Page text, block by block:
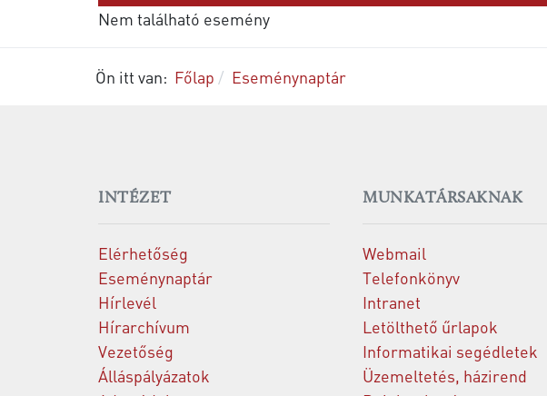
Nem található esemény
Ön itt van: Főlap Eseménynaptár
INTÉZET
Elérhetőség
Eseménynaptár
Hírlevél
Hírarchívum
Vezetőség
Álláspályázatok
MUNKATÁRSAKNAK
Webmail
Telefonkönyv
Intranet
Letölthető űrlapok
Informatikai segédletek
Üzemeltetés, házirend